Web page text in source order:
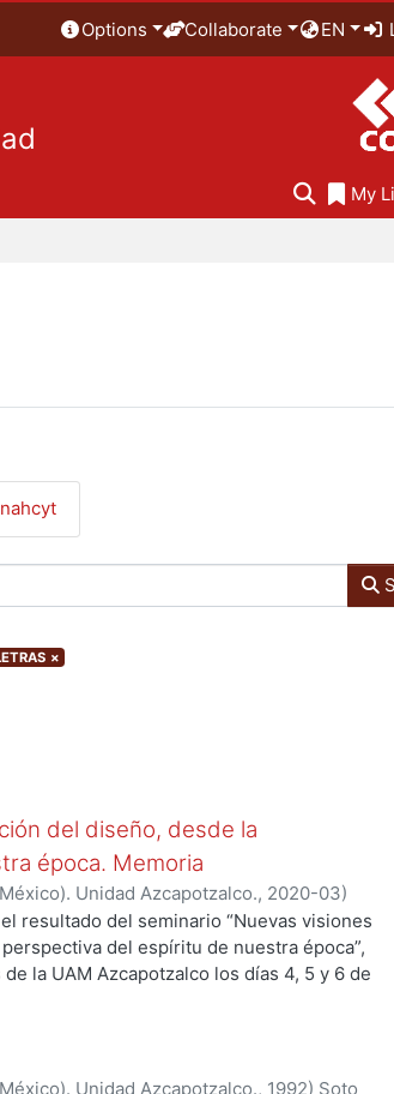
Options Collaborate EN
My
×
del diseño, desde la
época. Memoria
Unidad Azcapotzalco., 2020-03)
Urrutia, Sergio ;Hirata Kitahara, Miguel;
resultado del seminario “Nuevas visiones
del espíritu de nuestra época”,
la UAM Azcapotzalco los días 4, 5 y 6 de
Evaluación del Diseño en el Tiempo. Se
relación a la educación y el diseño, del
ponencias, que se presentan en esta
Unidad Azcapotzalco., 1992) Soto